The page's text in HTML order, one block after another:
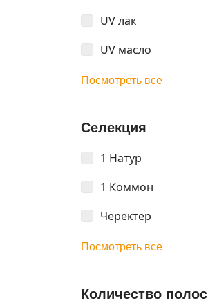
UV лак
UV масло
Посмотреть все
Селекция
1 Натур
1 Коммон
Черектер
Посмотреть все
Количество полос